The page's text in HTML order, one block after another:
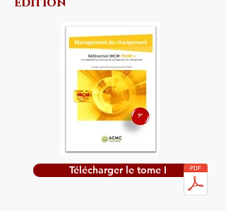
Télécharger le tome I